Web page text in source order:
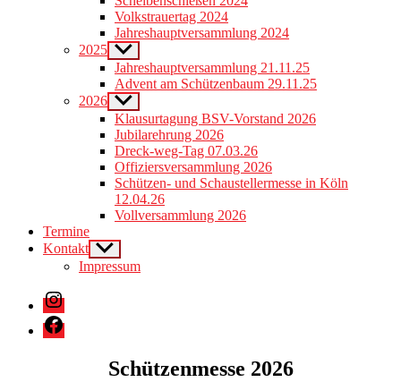
menu
Volkstrauertag 2024
Jahreshauptversammlung 2024
2025 Show
sub
menu
Jahreshauptversammlung 21.11.25
Advent am Schützenbaum 29.11.25
2026 Show
sub
menu
Klausurtagung BSV-Vorstand 2026
Jubilarehrung 2026
Dreck-weg-Tag 07.03.26
Offiziersversammlung 2026
Schützen- und Schaustellermesse in Köln
12.04.26
Vollversammlung 2026
Termine
Kontakt Show
sub
menu
Impressum
Instagram
Facebook
Schützenmesse 2026